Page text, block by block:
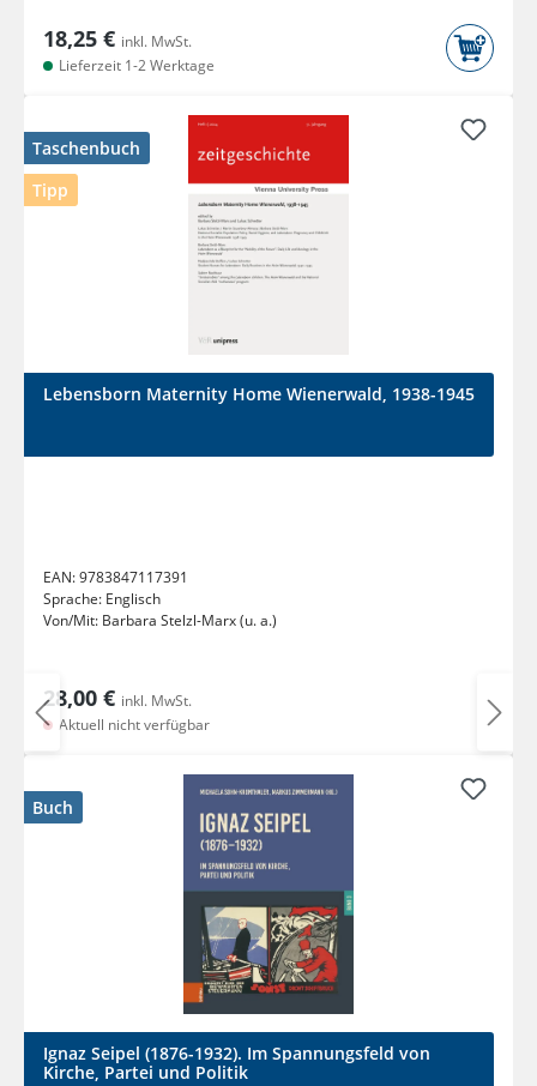
18,25 € inkl. MwSt.
Lieferzeit 1-2 Werktage
Taschenbuch
Tipp
Lebensborn Maternity Home Wienerwald, 1938-1945
EAN:9783847117391
Sprache: Englisch
Von/Mit: Barbara Stelzl-Marx (u. a.)
28,00 € inkl. MwSt.
Aktuell nicht verfügbar
Buch
Ignaz Seipel (1876-1932). Im Spannungsfeld von
Kirche, Partei und Politik